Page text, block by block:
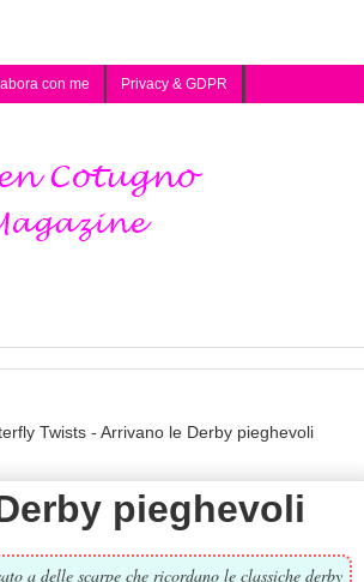
con me Privacy & GDPR
Twists - Arrivano le Derby pieghevoli
pieghevoli
a delle scarpe che ricordano le classiche derby